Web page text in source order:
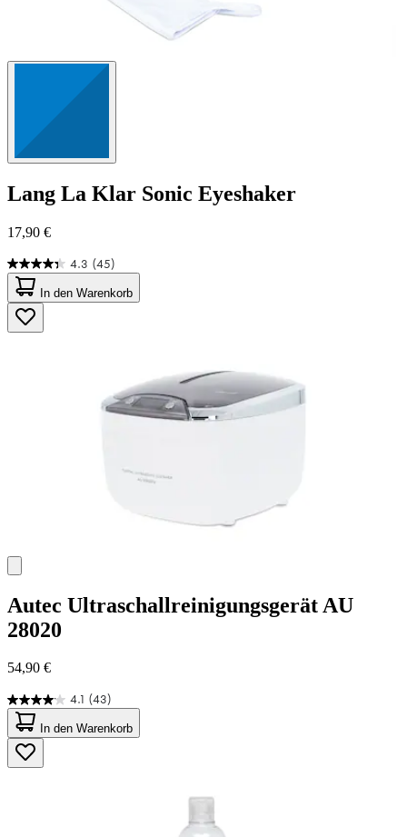
Lang La Klar Sonic Eyeshaker
17,90 €
4.3 (45)
4.3
von
5
Sternen.
45
In den Warenkorb
Autec Ultraschallreinigungsgerät AU
28020
54,90 €
4.1 (43)
4.1
von
5
Sternen.
43
In den Warenkorb